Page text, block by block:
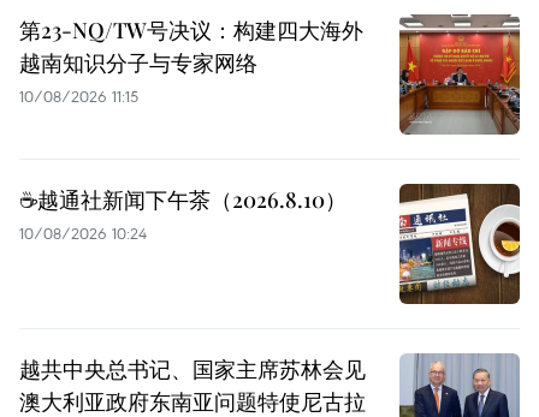
第23-NQ/TW号决议：构建四大海外
越南知识分子与专家网络
10/08/2026 11:15
☕️越通社新闻下午茶（2026.8.10）
10/08/2026 10:24
越共中央总书记、国家主席苏林会见
澳大利亚政府东南亚问题特使尼古拉